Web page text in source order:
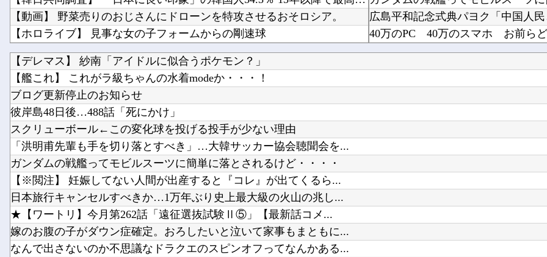
【動画】 野菜売りのおじさんにドローンを特攻させるおそロシア。
【ホロライブ】 見事な女の子フォームからの剛速球
【画像】 北海道、推定300kgのヒグマ登場ｗｗｗｗｗｗｗｗｗｗｗｗｗｗｗｗｗｗｗｗ
英国人「獲得してくれ」上田綺世、ブライトン移籍が浮上！三笘薫との日本代表ホットライン実現!...
【日向坂46】 黒ビキニかほりん、強すぎる
Powered by livedoor 相互RSS
40万のPC 40万のスマホ お前ら
古いパチンコ屋にはゴリラがいた
【にじさんじ】オリバー久しぶり
【雑談】ホロライブ掲示板：ホロ
【悲報】京アニの新作アニメ、普
【デレマス】 紗南「アイドルに似合うポケモン？」
【艦これ】 これがラ級ちゃんの水着modeか・・・！
ブログ更新停止のお知らせ
彼岸島48日後…488話「死にかけ」
スクリューボール←この変化球を投げる投手が少ない理由
「洪明甫先輩も手を切り落とすべき」…大韓サッカー協会聴聞会を...
ガンダムの戦艦ってモビルスーツに簡単に落とされるけど・・・・
【※閲注】 妊娠してない人間が出産すると『コレ』が出てくるら...
日本旅行キャンセルすべきか…1万年ぶり史上最大級の火山の兆し...
★【ワートリ】今月第262話「遠征選抜試験Ⅱ⑤」【最新話コメ...
嫁のお腹の子がダウン症確定。おろしたいと泣いて家事もまともに...
なんで出さないのか不思議なドラクエのスピンオフってなんかある...